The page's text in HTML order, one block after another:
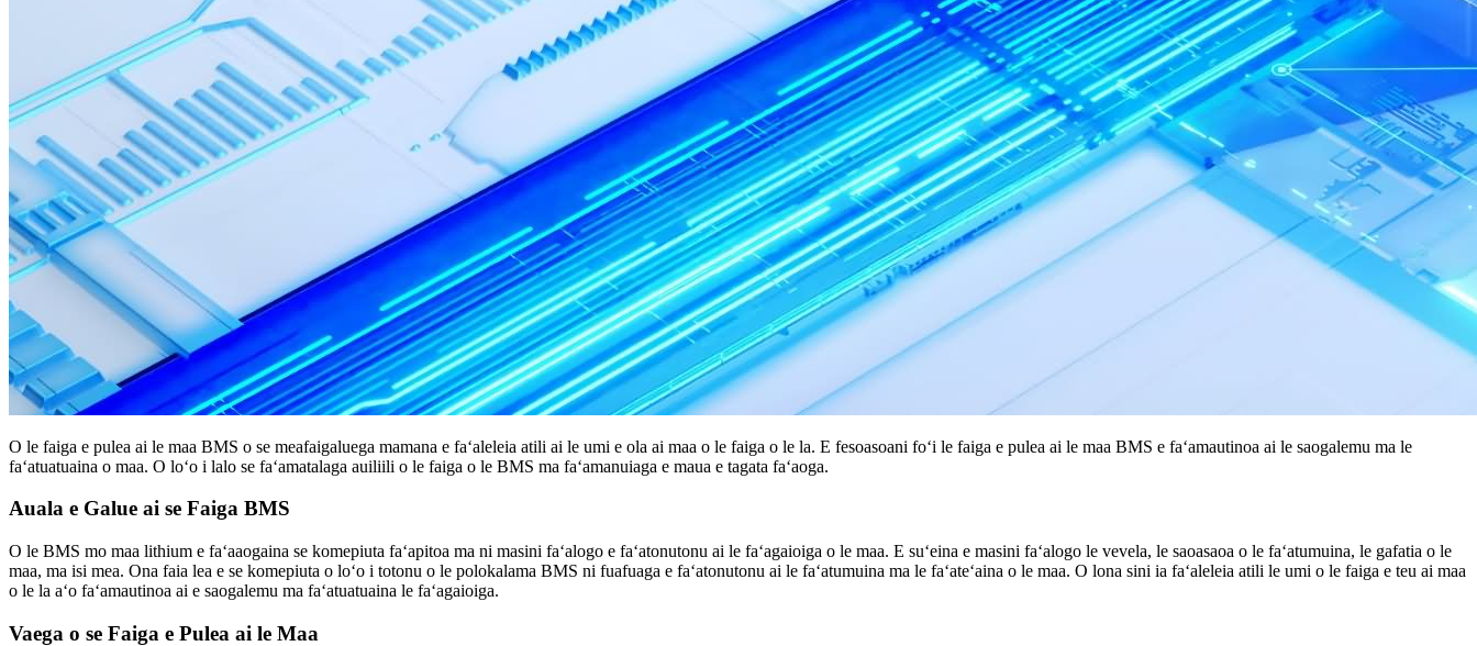
O le faiga e pulea ai le maa BMS o se meafaigaluega mamana e faʻaleleia atili ai le umi e ola ai maa o le faiga o le la. E fesoasoani foʻi le faiga e pulea ai le maa BMS e faʻamautinoa ai le saogalemu ma le
faʻatuatuaina o maa. O loʻo i lalo se faʻamatalaga auiliili o le faiga o le BMS ma faʻamanuiaga e maua e tagata faʻaoga.
Auala e Galue ai se Faiga BMS
O le BMS mo maa lithium e faʻaaogaina se komepiuta faʻapitoa ma ni masini faʻalogo e faʻatonutonu ai le faʻagaioiga o le maa. E suʻeina e masini faʻalogo le vevela, le saoasaoa o le faʻatumuina, le gafatia o le
maa, ma isi mea. Ona faia lea e se komepiuta o loʻo i totonu o le polokalama BMS ni fuafuaga e faʻatonutonu ai le faʻatumuina ma le faʻateʻaina o le maa. O lona sini ia faʻaleleia atili le umi o le faiga e teu ai maa
o le la aʻo faʻamautinoa ai e saogalemu ma faʻatuatuaina le faʻagaioiga.
Vaega o se Faiga e Pulea ai le Maa